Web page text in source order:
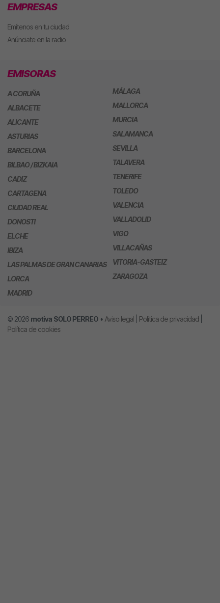
EMPRESAS
Emítenos en tu ciudad
Anúnciate en la radio
EMISORAS
A CORUÑA
ALBACETE
ALICANTE
ASTURIAS
BARCELONA
BILBAO / BIZKAIA
CADIZ
CARTAGENA
CIUDAD REAL
DONOSTI
ELCHE
IBIZA
LAS PALMAS DE GRAN CANARIAS
LORCA
MADRID
MÁLAGA
MALLORCA
MURCIA
SALAMANCA
SEVILLA
TALAVERA
TENERIFE
TOLEDO
VALENCIA
VALLADOLID
VIGO
VILLACAÑAS
VITORIA-GASTEIZ
ZARAGOZA
© 2026 motiva SOLO PERREO • Aviso legal Política de privacidad
Política de cookies